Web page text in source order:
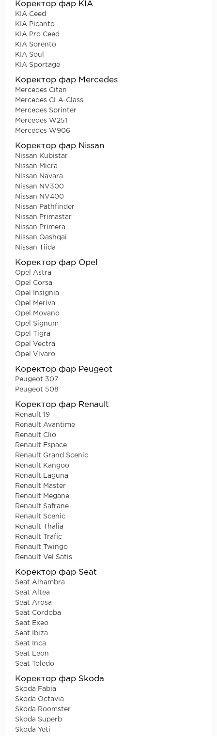
Коректор фар KIA
KIA Ceed
KIA Picanto
KIA Pro Ceed
KIA Sorento
KIA Soul
KIA Sportage
Коректор фар Mercedes
Mercedes Citan
Mercedes CLA-Class
Mercedes Sprinter
Mercedes W251
Mercedes W906
Коректор фар Nissan
Nissan Kubistar
Nissan Micra
Nissan Navara
Nissan NV300
Nissan NV400
Nissan Pathfinder
Nissan Primastar
Nissan Primera
Nissan Qashqai
Nissan Tiida
Коректор фар Opel
Opel Astra
Opel Corsa
Opel Insignia
Opel Meriva
Opel Movano
Opel Signum
Opel Tigra
Opel Vectra
Opel Vivaro
Коректор фар Peugeot
Peugeot 307
Peugeot 508
Коректор фар Renault
Renault 19
Renault Avantime
Renault Clio
Renault Espace
Renault Grand Scenic
Renault Kangoo
Renault Laguna
Renault Master
Renault Megane
Renault Safrane
Renault Scenic
Renault Thalia
Renault Trafic
Renault Twingo
Renault Vel Satis
Коректор фар Seat
Seat Alhambra
Seat Altea
Seat Arosa
Seat Cordoba
Seat Exeo
Seat Ibiza
Seat Inca
Seat Leon
Seat Toledo
Коректор фар Skoda
Skoda Fabia
Skoda Octavia
Skoda Roomster
Skoda Superb
Skoda Yeti